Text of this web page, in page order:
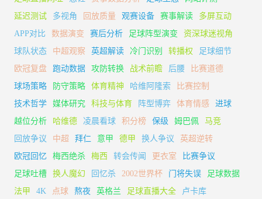
延迟测试
多视角 回放质量 观赛设备 赛事解读
多屏互动
APP对比
数据演变 赛后分析 足球阵型演变
资深球迷视角
球队状态
中超观察 英超解读 冷门识别 转播权
足球细节
欧冠复盘
跑动数据 攻防转换 战术前瞻 后腰
比赛道德
球场策略
防守策略 体育精神 哈维阿隆索
比赛控制
技术哲学
媒体研究 科技与体育 阵型博弈 体育情感
进球
越位分析
哈维德 凌晨看球 积分榜 保级 姆巴佩
马竞
回放争议
中超 拜仁 意甲 德甲 换人争议
英超逆转
欧冠回忆
梅西绝杀 梅西 转会传闻 更衣室
比赛争议
足球吐槽
换人魔幻 回忆杀 2002世界杯 门将失误
足球数据
法甲
4K 点球 熬夜 英格兰 足球直播大全
卢卡库